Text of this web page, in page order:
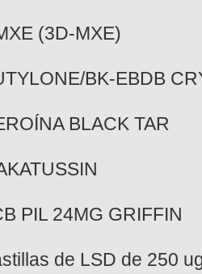
(3D-MXE)
BK-EBDB
BLACK TAR
PIL 24MG GRIFFIN
de LSD de 250